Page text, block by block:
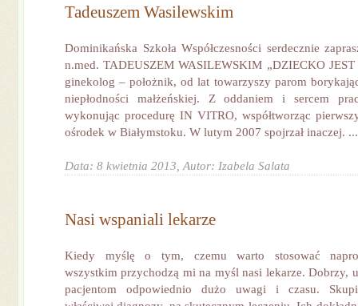
Tadeuszem Wasilewskim
Dominikańska Szkoła Współczesności serdecznie
n.med. TADEUSZEM WASILEWSKIM „DZIECKO
ginekolog – położnik, od lat towarzyszy parom
niepłodności małżeńskiej. Z oddaniem i sercem
wykonując procedurę IN VITRO, współtworząc
ośrodek w Białymstoku. W lutym 2007 spojrzał inaczej. ...
Data: 8 kwietnia 2013, Autor: Izabela Salata
Nasi wspaniali lekarze
Kiedy myślę o tym, czemu warto stosować
wszystkim przychodzą mi na myśl nasi lekarze. Dobrzy,
pacjentom odpowiednio dużo uwagi i czasu.